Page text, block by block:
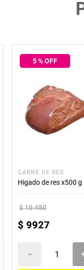
5% OFF
CARNE DE RES
Higado de res x500 g
$10.450
$ 9927